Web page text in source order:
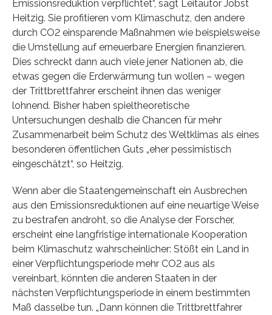
Emissionsreduktion verpflichtet“, sagt Leitautor Jobst
Heitzig. Sie profitieren vom Klimaschutz, den andere
durch CO2 einsparende Maßnahmen wie beispielsweise
die Umstellung auf erneuerbare Energien finanzieren.
Dies schreckt dann auch viele jener Nationen ab, die
etwas gegen die Erderwärmung tun wollen – wegen
der Trittbrettfahrer erscheint ihnen das weniger
lohnend. Bisher haben spieltheoretische
Untersuchungen deshalb die Chancen für mehr
Zusammenarbeit beim Schutz des Weltklimas als eines
besonderen öffentlichen Guts „eher pessimistisch
eingeschätzt“, so Heitzig.
Wenn aber die Staatengemeinschaft ein Ausbrechen
aus den Emissionsreduktionen auf eine neuartige Weise
zu bestrafen androht, so die Analyse der Forscher,
erscheint eine langfristige internationale Kooperation
beim Klimaschutz wahrscheinlicher: Stößt ein Land in
einer Verpflichtungsperiode mehr CO2 aus als
vereinbart, könnten die anderen Staaten in der
nächsten Verpflichtungsperiode in einem bestimmten
Maß dasselbe tun. „Dann können die Trittbrettfahrer